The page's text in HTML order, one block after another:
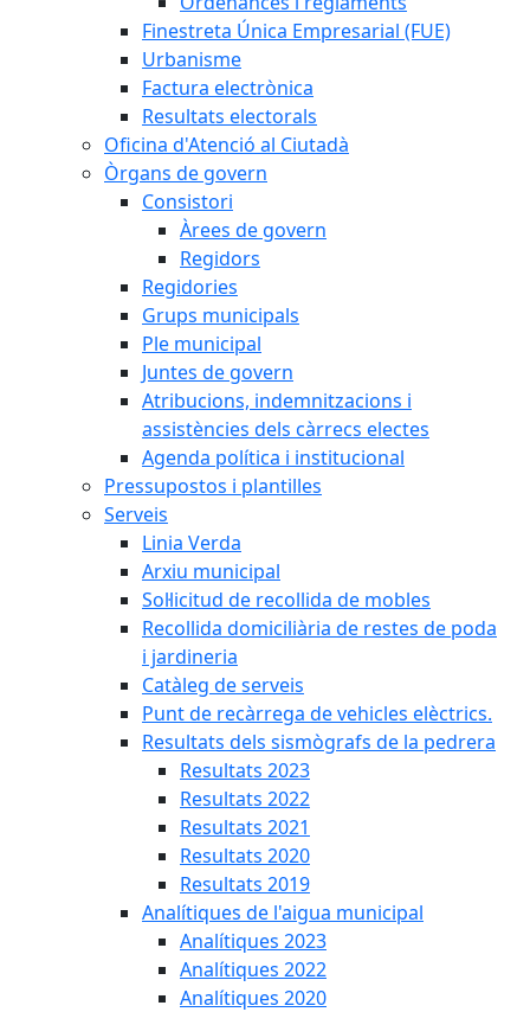
Finestreta Única Empresarial (FUE)
Urbanisme
Factura electrònica
Resultats electorals
Oficina d'Atenció al Ciutadà
Òrgans de govern
Consistori
Àrees de govern
Regidors
Regidories
Grups municipals
Ple municipal
Juntes de govern
Atribucions, indemnitzacions i
assistències dels càrrecs electes
Agenda política i institucional
Pressupostos i plantilles
Serveis
Linia Verda
Arxiu municipal
Sol·licitud de recollida de mobles
Recollida domiciliària de restes de poda
i jardineria
Catàleg de serveis
Punt de recàrrega de vehicles elèctrics.
Resultats dels sismògrafs de la pedrera
Resultats 2023
Resultats 2022
Resultats 2021
Resultats 2020
Resultats 2019
Analítiques de l'aigua municipal
Analítiques 2023
Analítiques 2022
Analítiques 2020